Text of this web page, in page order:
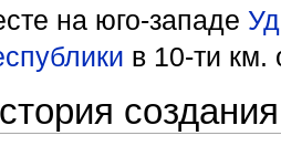
на юго-западе
в 10-ти км.
создания